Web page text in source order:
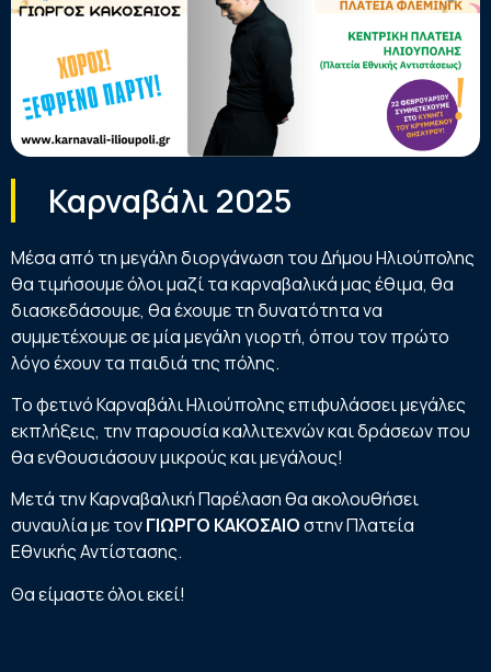
Καρναβάλι 2025
Μέσα από τη μεγάλη διοργάνωση του Δήμου Ηλιούπολης
θα τιμήσουμε όλοι μαζί τα καρναβαλικά μας έθιμα, θα
διασκεδάσουμε, θα έχουμε τη δυνατότητα να
συμμετέχουμε σε μία μεγάλη γιορτή, όπου τον πρώτο
λόγο έχουν τα παιδιά της πόλης.
Το φετινό Καρναβάλι Ηλιούπολης επιφυλάσσει μεγάλες
εκπλήξεις, την παρουσία καλλιτεχνών και δράσεων που
θα ενθουσιάσουν μικρούς και μεγάλους!
Μετά την Καρναβαλική Παρέλαση θα ακολουθήσει
συναυλία με τονΓΙΩΡΓΟ ΚΑΚΟΣΑΙΟστην Πλατεία
Εθνικής Αντίστασης.
Θα είμαστε όλοι εκεί!